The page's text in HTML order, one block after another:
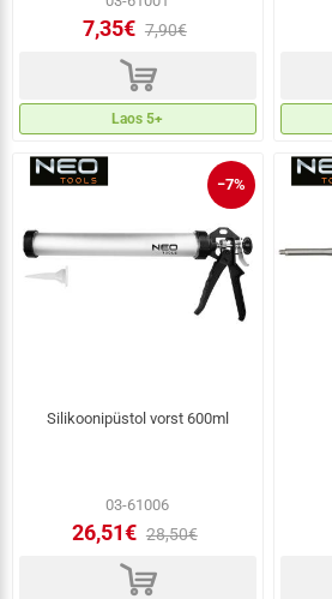
7,35€ 7,90€
d
Laos 5+
−7%
Silikoonipüstol vorst 600ml
03-61006
26,51€ 28,50€
d